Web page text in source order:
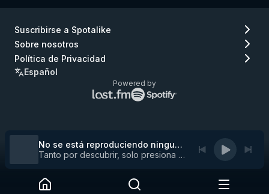
Suscribirse a Spotalike
Sobre nosotros
Política de Privacidad
Español
Powered by
Logo
de
a
Lastfm)
Spotify)
No se está reproduciendo ninguna pista
Tanto por descubrir, solo presiona play